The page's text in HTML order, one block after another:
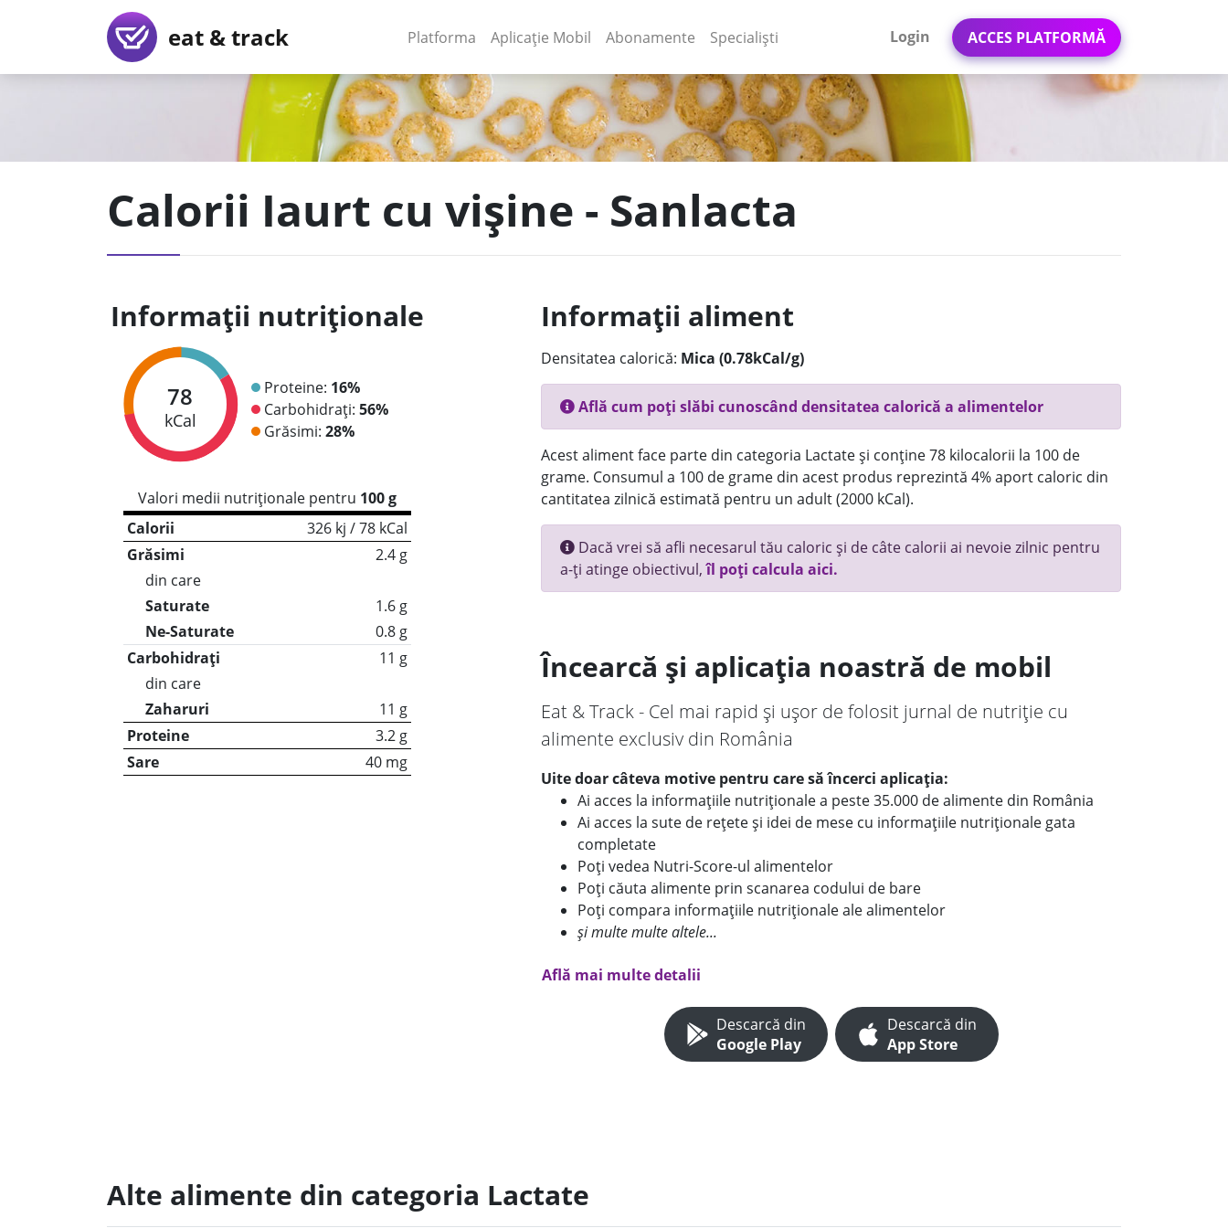
eat & track Platforma (current)
Aplicație Mobil (current)
Abonamente Specialiști Login ACCES PLATFORMĂ
Calorii Iaurt cu vișine - Sanlacta
Informații nutriționale
78
kCal
Proteine: 16%
Carbohidrați: 56%
Grăsimi: 28%
Valori medii nutriționale pentru 100 g
Calorii
326 kj / 78 kCal
Grăsimi
2.4 g
din care
Saturate
1.6 g
Ne-Saturate
0.8 g
Carbohidrați
11 g
din care
Zaharuri
11 g
Proteine
3.2 g
Sare
40 mg
Informații aliment
Densitatea calorică: Mica (0.78kCal/g)
Află cum poți slăbi cunoscând densitatea calorică a alimentelor
Acest aliment face parte din categoria Lactate și conține 78 kilocalorii la 100 de
grame. Consumul a 100 de grame din acest produs reprezintă 4% aport caloric din
cantitatea zilnică estimată pentru un adult (2000 kCal).
Dacă vrei să afli necesarul tău caloric și de câte calorii ai nevoie zilnic pentru
a-ți atinge obiectivul,îl poți calcula aici.
Încearcă și aplicația noastră de mobil
Eat & Track - Cel mai rapid și ușor de folosit jurnal de nutriție cu
alimente exclusiv din România
Uite doar câteva motive pentru care să încerci aplicația:
Ai acces la informațiile nutriționale a peste 35.000 de alimente din România
Ai acces la sute de rețete și idei de mese cu informațiile nutriționale gata
completate
Poți vedea Nutri-Score-ul alimentelor
Poți căuta alimente prin scanarea codului de bare
Poți compara informațiile nutriționale ale alimentelor
și multe multe altele...
Află mai multe detalii
Descarcă din
Google Play
Descarcă din
App Store
Alte alimente din categoria Lactate